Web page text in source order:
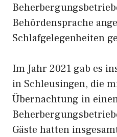
Behördensprache
Schlafgelegenheiten
Im Jahr 2021 gab es
in Schleusingen, die
Übernachtung in
Gäste hatten